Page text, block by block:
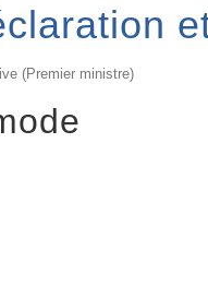
(Premier ministre)